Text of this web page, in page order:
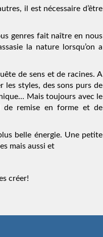
il est nécessaire d’être
genres fait naître en nous
la nature lorsqu’on a
de sens et de racines. A
les styles, des sons purs de
Mais toujours avec le
de remise en forme et de
belle énergie. Une petite
mais aussi et
créer!